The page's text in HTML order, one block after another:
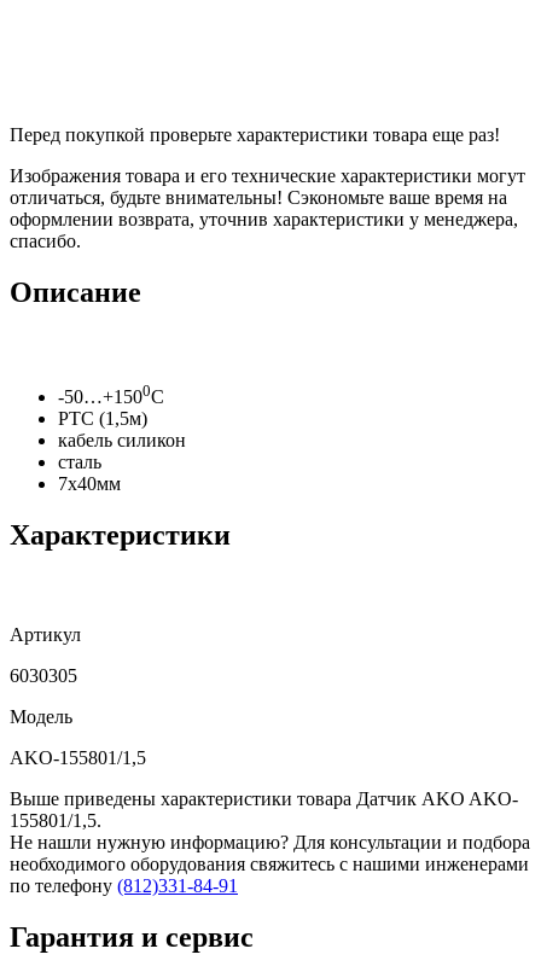
Перед покупкой проверьте характеристики товара еще раз!
Изображения товара и его технические характеристики могут
отличаться, будьте внимательны! Сэкономьте ваше время на
оформлении возврата, уточнив характеристики у менеджера,
спасибо.
Описание
-50…+1500С
PTC (1,5м)
кабель силикон
сталь
7x40мм
Характеристики
Артикул
6030305
Модель
AKO-155801/1,5
Выше приведены характеристики товара Датчик AKO AKO-
155801/1,5.
Не нашли нужную информацию? Для консультации и подбора
необходимого оборудования свяжитесь с нашими инженерами
по телефону (812)331-84-91
Гарантия и сервис